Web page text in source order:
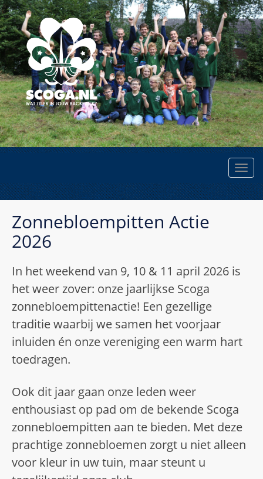
Zonnebloempitten Actie
2026
In het weekend van 9, 10 & 11 april 2026 is
het weer zover: onze jaarlijkse Scoga
zonnebloempittenactie! Een gezellige
traditie waarbij we samen het voorjaar
inluiden én onze vereniging een warm hart
toedragen.
Ook dit jaar gaan onze leden weer
enthousiast op pad om de bekende Scoga
zonnebloempitten aan te bieden. Met deze
prachtige zonnebloemen zorgt u niet alleen
voor kleur in uw tuin, maar steunt u